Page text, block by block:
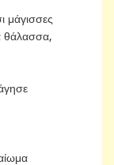
θάλασσα,